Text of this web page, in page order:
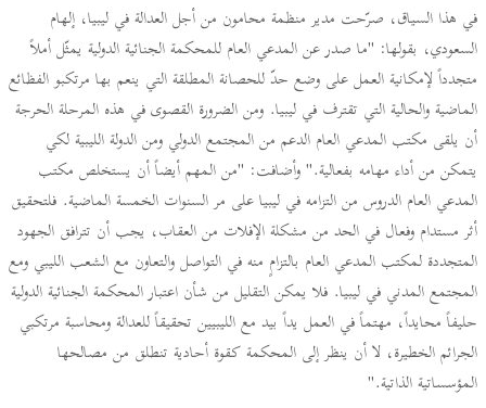
في هذا السياق، صرّحت مدير منظمة محامون من أجل العدالة في ليبيا، إلهام
السعودي، بقولها: "ما صدر عن المدعي العام للمحكمة الجنائية الدولية يمثّل أملاً
متجدداً لإمكانية العمل على وضع حدّ للحصانة المطلقة التي ينعم بها مرتكبو الفظائع
الماضية والحالية التي تقترف في ليبيا. ومن الضرورة القصوى في هذه المرحلة الحرجة
أن يلقى مكتب المدعي العام الدعم من المجتمع الدولي ومن الدولة الليبية لكي
يتمكن من أداء مهامه بفعالية." وأضافت: "من المهم أيضاً أن يستخلص مكتب
المدعي العام الدروس من التزامه في ليبيا على مر السنوات الخمسة الماضية. فلتحقيق
أثر مستدام وفعال في الحد من مشكلة الإفلات من العقاب، يجب أن تترافق الجهود
المتجددة لمكتب المدعي العام بالتزامٍ منه في التواصل والتعاون مع الشعب الليبي ومع
المجتمع المدني في ليبيا. فلا يمكن التقليل من شأن اعتبار المحكمة الجنائية الدولية
حليفاً محايداً، مهتماً في العمل يداً بيد مع الليبيين تحقيقاً للعدالة ومحاسبة مرتكبي
الجرائم الخطيرة، لا أن ينظر إلى المحكمة كقوة أحادية تنطلق من مصالحها
المؤسساتية الذاتية."